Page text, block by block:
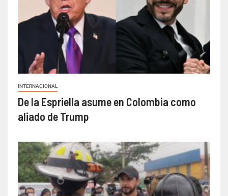
INTERNACIONAL
De la Espriella asume en Colombia como
aliado de Trump